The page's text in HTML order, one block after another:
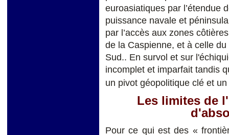
euroasiatiques par l’étendue
puissance navale et
par l’accès aux zones
de la Caspienne, et à celle du
Sud.. En survol et sur
incomplet et imparfait tandis
un pivot géopolitique clé et
Les limites de
Pour ce qui est des «